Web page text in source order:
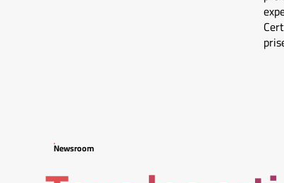
Newsroom